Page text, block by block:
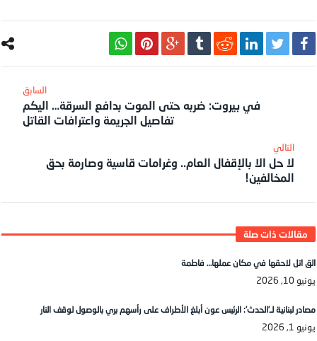
في بيروت: ضربه حتى الموت بدافع السرقة… اليكم
تفاصيل الجريمة واعترافات القاتل
‎التالي
لا حل الا بالإقفال العام.. وغرامات قاسية وصارمة بحق
المخالفين!
الق اتل لاحقها في مكان عملها… فاطمة
يونيو 10, 2026
مصادر لبنانية لـ’الحدث’: الرئيس عون أبلغ الأطراف على رأسهم بري بالوصول لوقف النار
يونيو 1, 2026